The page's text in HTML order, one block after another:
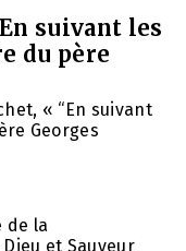
suivant les
du père
« “En suivant
Georges
de la
et Sauveur